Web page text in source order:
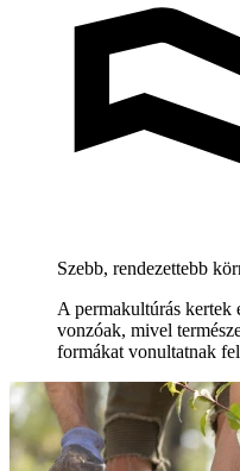
Szebb, rendezettebb
A permakultúrás kertek
vonzóak, mivel
formákat vonultatnak